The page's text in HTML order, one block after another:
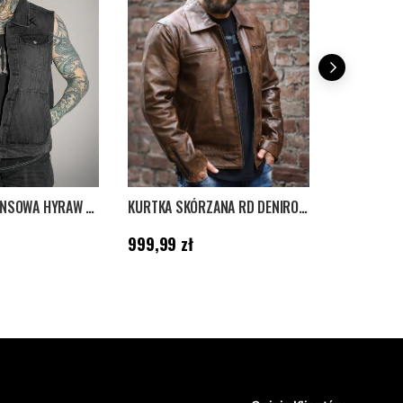
KAMIZELKA DŻINSOWA HYRAW UNDYING - CZARNA
KURTKA SKÓRZANA RD DENIRO - BRĄZOWA
Cena: 999,99 zł
999,99 zł